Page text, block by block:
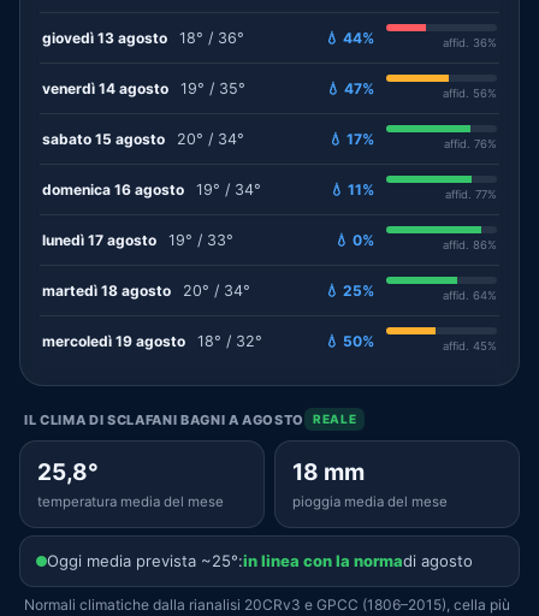
giovedì 13 agosto 18° / 36° 💧 44% affid. 36%
venerdì 14 agosto 19° / 35° 💧 47% affid. 56%
sabato 15 agosto 20° / 34° 💧 17% affid. 76%
domenica 16 agosto 19° / 34° 💧 11% affid. 77%
lunedì 17 agosto 19° / 33° 💧 0% affid. 86%
martedì 18 agosto 20° / 34° 💧 25% affid. 64%
mercoledì 19 agosto 18° / 32° 💧 50% affid. 45%
IL CLIMA DI SCLAFANI BAGNI A AGOSTO REALE
25,8°
temperatura media del mese
18 mm
pioggia media del mese
Oggi media prevista ~25°:in linea con la normadi agosto
Normali climatiche dalla rianalisi 20CRv3 e GPCC (1806–2015), cella più